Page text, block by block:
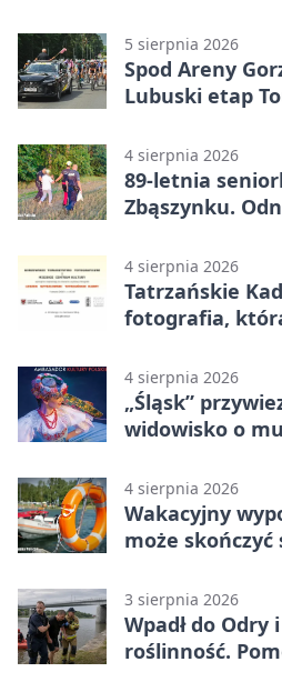
5 sierpnia 2026
Spod Areny
Lubuski etap
4 sierpnia 2026
89-letnia
Zbąszynku.
4 sierpnia 2026
Tatrzańskie
fotografia,
4 sierpnia 2026
„Śląsk”
widowisko o
4 sierpnia 2026
Wakacyjny
może
3 sierpnia 2026
Wpadł do Odry
roślinność.